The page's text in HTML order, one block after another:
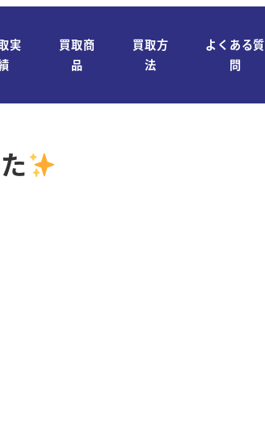
実
買取商
品
買取方
法
よくある質
問